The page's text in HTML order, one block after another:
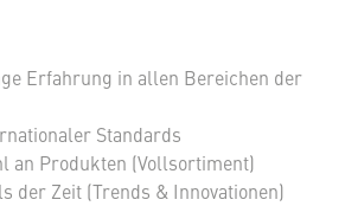
Erfahrung in allen Bereichen der
Standards
an Produkten (Vollsortiment)
der Zeit (Trends & Innovationen)